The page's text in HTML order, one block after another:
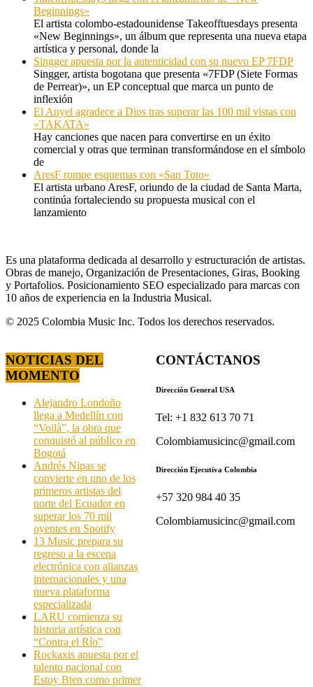
Beginnings»
El artista colombo-estadounidense Takeofftuesdays presenta
«New Beginnings», un álbum que representa una nueva etapa
artística y personal, donde la
Singger apuesta por la autenticidad con su nuevo EP 7FDP
Singger, artista bogotana que presenta «7FDP (Siete Formas
de Perrear)», un EP conceptual que marca un punto de
inflexión
El Anyel agradece a Dios tras superar las 100 mil vistas con
«TAKATA»
Hay canciones que nacen para convertirse en un éxito
comercial y otras que terminan transformándose en el símbolo
de
AresF rompe esquemas con «San Toto»
El artista urbano AresF, oriundo de la ciudad de Santa Marta,
continúa fortaleciendo su propuesta musical con el
lanzamiento
Es una plataforma dedicada al desarrollo y estructuración de artistas.
Obras de manejo, Organización de Presentaciones, Giras, Booking
y Portafolios. Posicionamiento SEO especializado para marcas con
10 años de experiencia en la Industria Musical.
© 2025 Colombia Music Inc. Todos los derechos reservados.
NOTICIAS DEL
MOMENTO
Alejandro Londoño
llega a Medellín con
“Voilà”, la obra que
conquistó al público en
Bogotá
Andrés Nipas se
convierte en uno de los
primeros artistas del
norte del Ecuador en
superar los 70 mil
oyentes en Spotify
13 Music prepara su
regreso a la escena
electrónica con alianzas
internacionales y una
nueva plataforma
especializada
LARU comienza su
historia artística con
“Contra el Río”
Rockaxis apuesta por el
talento nacional con
Estoy Bien como primer
CONTÁCTANOS
Dirección General USA
Tel: +1 832 613 70 71
Colombiamusicinc@gmail.com
Dirección Ejecutiva Colombia
+57 320 984 40 35
Colombiamusicinc@gmail.com